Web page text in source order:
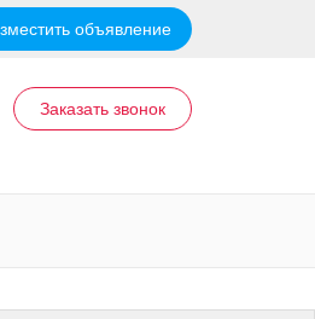
объявление
Заказать звонок